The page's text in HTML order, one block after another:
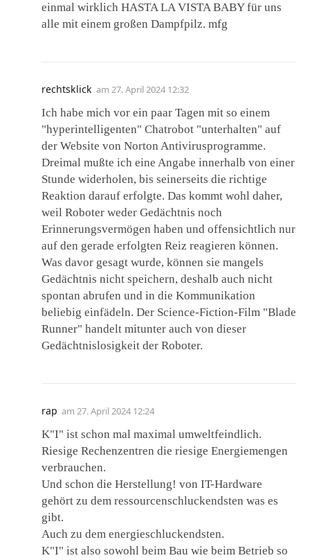
einmal wirklich HASTA LA VISTA BABY für uns
alle mit einem großen Dampfpilz. mfg
rechtsklick am 27. April 2024 12:32
Ich habe mich vor ein paar Tagen mit so einem
"hyperintelligenten" Chatrobot "unterhalten" auf
der Website von Norton Antivirusprogramme.
Dreimal mußte ich eine Angabe innerhalb von einer
Stunde widerholen, bis seinerseits die richtige
Reaktion darauf erfolgte. Das kommt wohl daher,
weil Roboter weder Gedächtnis noch
Erinnerungsvermögen haben und offensichtlich nur
auf den gerade erfolgten Reiz reagieren können.
Was davor gesagt wurde, können sie mangels
Gedächtnis nicht speichern, deshalb auch nicht
spontan abrufen und in die Kommunikation
beliebig einfädeln. Der Science-Fiction-Film "Blade
Runner" handelt mitunter auch von dieser
Gedächtnislosigkeit der Roboter.
rap am 27. April 2024 12:24
K"I" ist schon mal maximal umweltfeindlich.
Riesige Rechenzentren die riesige Energiemengen
verbrauchen.
Und schon die Herstellung! von IT-Hardware
gehört zu dem ressourcenschluckendsten was es
gibt.
Auch zu dem energieschluckendsten.
K"I" ist also sowohl beim Bau wie beim Betrieb so